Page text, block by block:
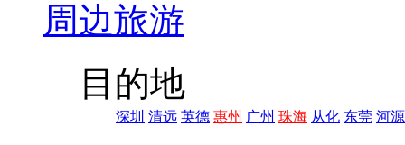
周边旅游
目的地
深圳 清远 英德 惠州 广州 珠海 从化 东莞 河源